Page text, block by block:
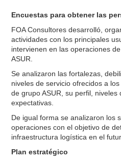
Encuestas para obtener las
FOA Consultores desarrolló,
actividades con los principales
intervienen en las operaciones
ASUR.
Se analizaron las fortalezas,
niveles de servicio ofrecidos a
de grupo ASUR, su perfil, niveles
expectativas.
De igual forma se analizaron los
operaciones con el objetivo de
infraestructura logística en el
Plan estratégico